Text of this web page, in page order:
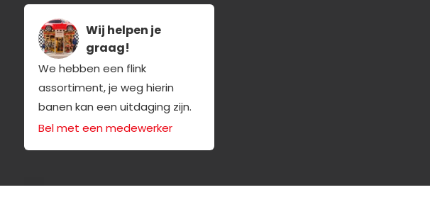
Wij helpen je
graag!
We hebben een flink
assortiment, je weg hierin
banen kan een uitdaging zijn.
Bel met een medewerker